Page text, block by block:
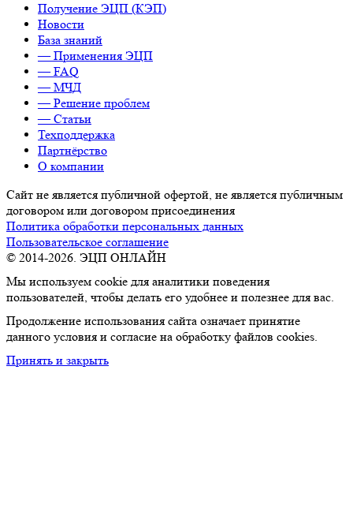
Получение ЭЦП (КЭП)
Новости
База знаний
— Применения ЭЦП
— FAQ
— МЧД
— Решение проблем
— Статьи
Техподдержка
Партнёрство
О компании
Сайт не является публичной офертой, не является публичным
договором или договором присоединения
Политика обработки персональных данных
Пользовательское соглашение
© 2014-2026. ЭЦП ОНЛАЙН
Мы используем cookie для аналитики поведения
пользователей, чтобы делать его удобнее и полезнее для вас.
Продолжение использования сайта означает принятие
данного условия и согласие на обработку файлов cookies.
Принять и закрыть